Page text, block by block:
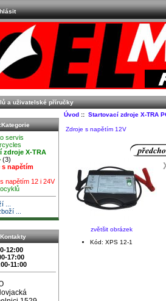
a uživatelské příručky
servis
zdroje X-TRA
(3)
s napětím
napětím 12 i 24V
...
...
Kontakty
12:00
11:00
Úvod:: Startovací zdroje X-TRA
Zdroje s napětím 12V
zvětšit obrázek
Kód: XPS 12-1